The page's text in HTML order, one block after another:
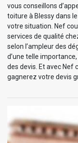
vous conseillons
toiture à Blessy dans
votre situation. Nef
services de qualité
selon l’ampleur des
d’une telle
des devis. Et avec Nef
gagnerez votre devis